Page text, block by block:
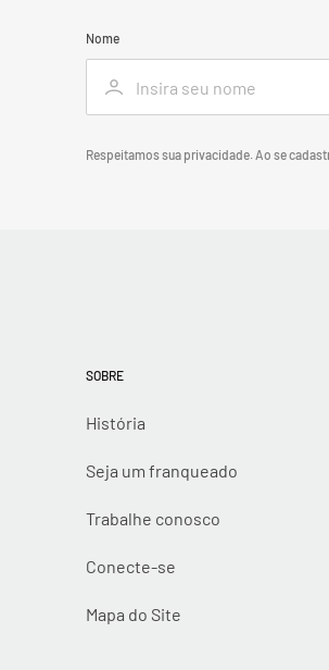
Nome
Respeitamos sua privacidade. Ao se
SOBRE
História
Seja um franqueado
Trabalhe conosco
Conecte-se
Mapa do Site